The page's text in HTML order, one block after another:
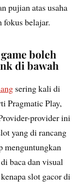
pujian atas usaha
fokus belajar.
boleh
di bawah
sering kali di
Pragmatic Play,
provider ini
yang di rancang
menguntungkan
baca dan visual
slot gacor di